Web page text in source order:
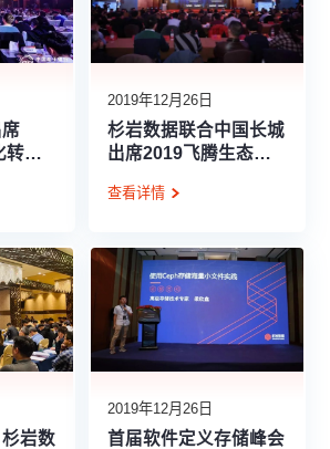
转型
2019年12月26日
杉岩数据联合中国长城
出席2019飞腾生态伙
查看详情
岩数
2019年12月26日
首届软件定义存储峰会